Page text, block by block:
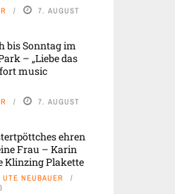
7. AUGUST
bis Sonntag im
– „Liebe das
music
7. AUGUST
ehren
Frau – Karin
Klinzing Plakette
NEUBAUER